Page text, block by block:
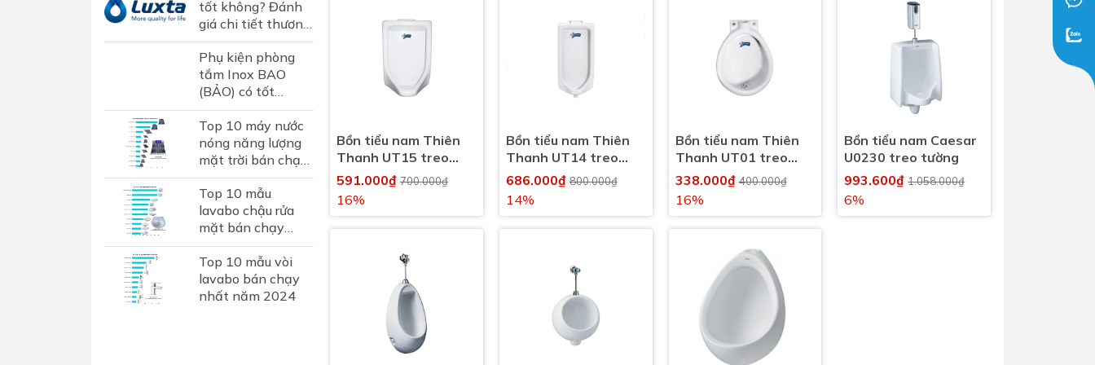
Dịch Vụ Lắp Đặt Bồn Cầu &
Lavabo Lộc Nghi Cần Thơ –
Chuyên Nghiệp & Tận Tâm
Bồn tiểu nam Thiên
Thanh UT15 treo
tường
591.000₫ 700.000₫
16%
Bồn tiểu nam Thiên
Thanh UT14 treo
tường
686.000₫800.000₫
14%
Bồn tiểu nam Thiên
Thanh UT01 treo
tường
338.000₫400.000₫
16%
Bồn tiểu nam Caesar
U0230 treo tường
993.600₫1.058.000₫
6%
tốt không? Đánh
giá chi tiết thương
hiệu sen vòi Luxta
tại Việt Nam
Phụ kiện phòng
tắm Inox BAO
(BẢO) có tốt
không? Đánh giá
chi tiết thương
hiệu phụ kiện inox
hơn...
Top 10 máy nước
nóng năng lượng
mặt trời bán chạy
nhất 2024
Top 10 mẫu
lavabo chậu rửa
mặt bán chạy
nhất năm 2024
Top 10 mẫu vòi
lavabo bán chạy
nhất năm 2024